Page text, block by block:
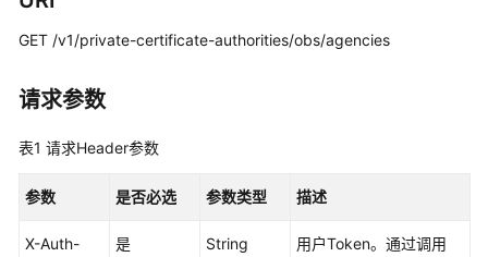
南
证
用
指
GET /v1/private-certificate-authorities/obs/agencies
请求参数
表1 请求Header参数
参数 是否必选 参数类型 描述
X-Auth-
是 String
用户Token。通过调用